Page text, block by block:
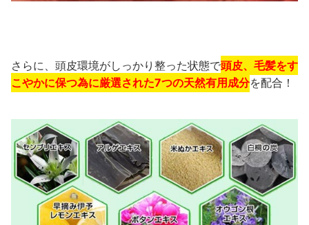
さらに、頭皮環境がしっかり整った状態で頭皮、毛髪をす
こやかに保つ為に厳選された7つの天然有用成分を配合！